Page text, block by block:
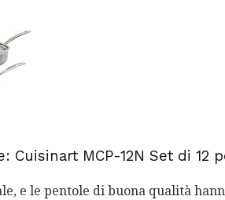
MCP-12N Set di 12
e le pentole di buona qualità